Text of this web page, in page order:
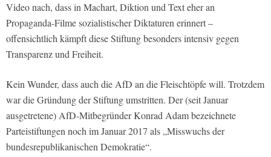
Video nach, dass in Machart, Diktion und Text eher an
Propaganda-Filme sozialistischer Diktaturen erinnert –
offensichtlich kämpft diese Stiftung besonders intensiv gegen
Transparenz und Freiheit.
Kein Wunder, dass auch die AfD an die Fleischtöpfe will. Trotzdem
war die Gründung der Stiftung umstritten. Der (seit Januar
ausgetretene) AfD-Mitbegründer Konrad Adam bezeichnete
Parteistiftungen noch im Januar 2017 als „Misswuchs der
bundesrepublikanischen Demokratie“.